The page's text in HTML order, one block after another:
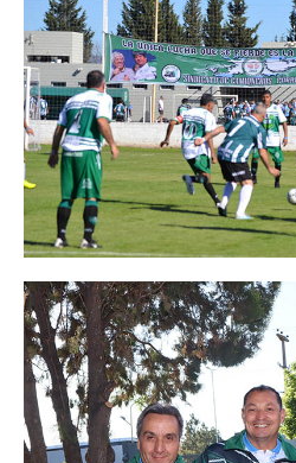
Acuerdos / Homologaciones
Acuerdos por empresa
Sistemas
Impresión de boletas
Arancel psicofísico
CCT 40/89
Actualidad
Impresión de boletas
Contacto